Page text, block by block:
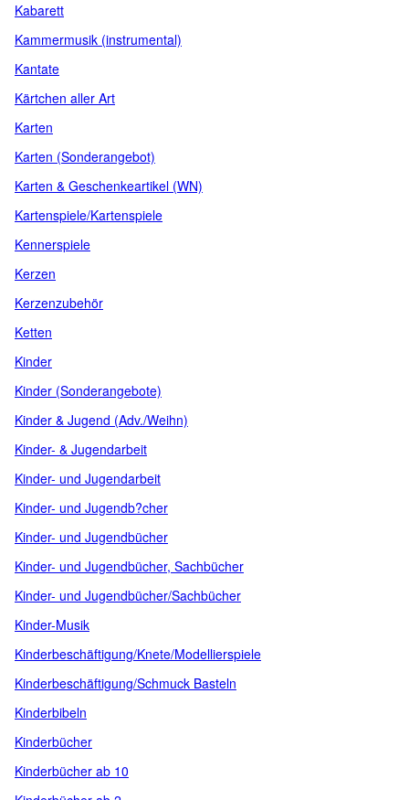
Kabarett
Kammermusik (instrumental)
Kantate
Kärtchen aller Art
Karten
Karten (Sonderangebot)
Karten & Geschenkeartikel (WN)
Kartenspiele/Kartenspiele
Kennerspiele
Kerzen
Kerzenzubehör
Ketten
Kinder
Kinder (Sonderangebote)
Kinder & Jugend (Adv./Weihn)
Kinder- & Jugendarbeit
Kinder- und Jugendarbeit
Kinder- und Jugendb?cher
Kinder- und Jugendbücher
Kinder- und Jugendbücher, Sachbücher
Kinder- und Jugendbücher/Sachbücher
Kinder-Musik
Kinderbeschäftigung/Knete/Modellierspiele
Kinderbeschäftigung/Schmuck Basteln
Kinderbibeln
Kinderbücher
Kinderbücher ab 10